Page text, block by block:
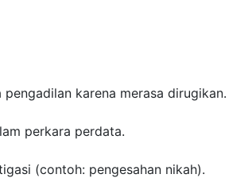
karena merasa dirugikan.
perkara perdata.
(contoh: pengesahan nikah).